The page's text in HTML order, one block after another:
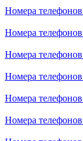
Номера
Номера
Номера
Номера
Номера
Номера